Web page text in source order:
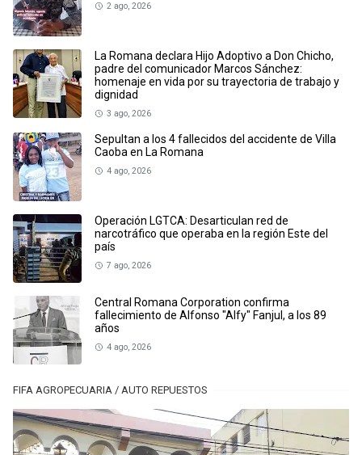
2 ago, 2026
La Romana declara Hijo Adoptivo a Don Chicho,
padre del comunicador Marcos Sánchez:
homenaje en vida por su trayectoria de trabajo y
dignidad
3 ago, 2026
Sepultan a los 4 fallecidos del accidente de Villa
Caoba en La Romana
4 ago, 2026
Operación LGTCA: Desarticulan red de
narcotráfico que operaba en la región Este del
país
7 ago, 2026
Central Romana Corporation confirma
fallecimiento de Alfonso "Alfy" Fanjul, a los 89
años
4 ago, 2026
FIFA AGROPECUARIA / AUTO REPUESTOS